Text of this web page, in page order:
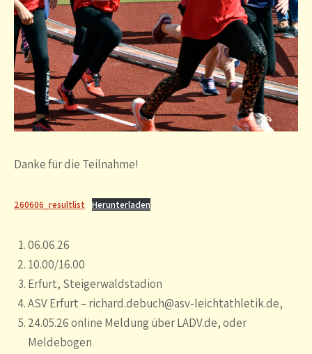
Danke für die Teilnahme!
260606_resultlist Herunterladen
06.06.26
10.00/16.00
Erfurt, Steigerwaldstadion
ASV Erfurt – richard.debuch@asv-leichtathletik.de,
24.05.26 online Meldung über LADV.de, oder
Meldebogen